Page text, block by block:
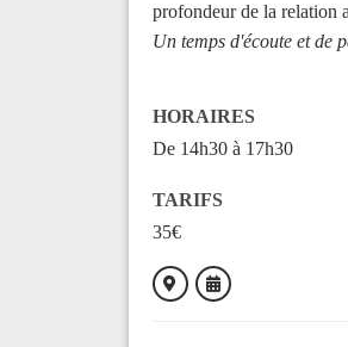
profondeur de la relation
Un temps d'écoute et de
HORAIRES
De 14h30 à 17h30
TARIFS
35€